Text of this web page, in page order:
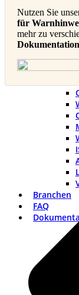
Branchen
FAQ
Nutzen Sie
für
mehr zu